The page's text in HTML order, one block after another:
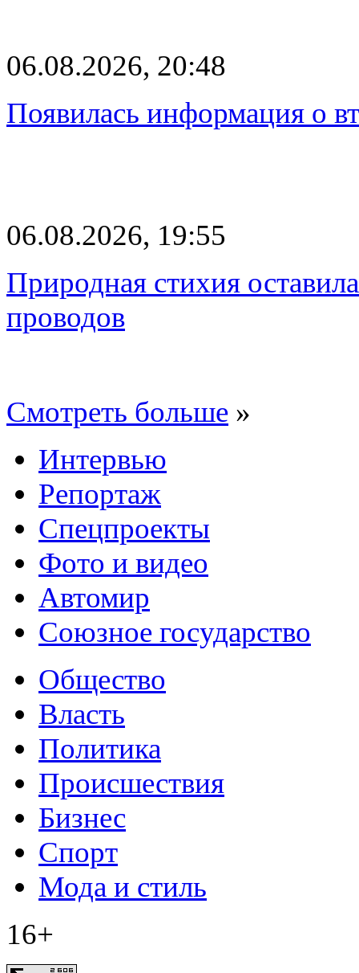
06.08.2026, 20:48
Появилась информация о
06.08.2026, 19:55
Природная стихия
проводов
Смотреть больше »
Интервью
Репортаж
Спецпроекты
Фото и видео
Автомир
Союзное государство
Общество
Власть
Политика
Происшествия
Бизнес
Спорт
Мода и стиль
16+